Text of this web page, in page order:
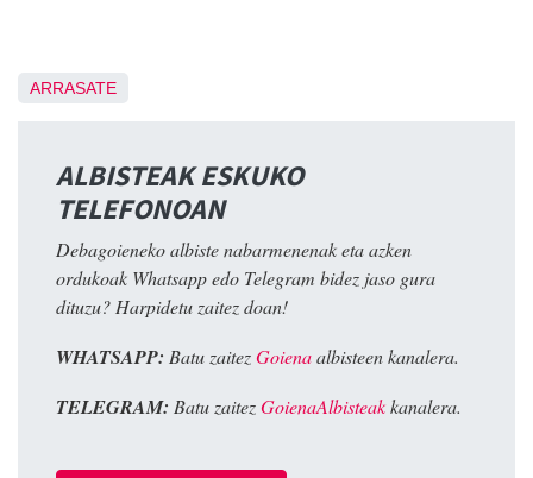
ARRASATE
ALBISTEAK ESKUKO
TELEFONOAN
Debagoieneko albiste nabarmenenak eta azken
ordukoak Whatsapp edo Telegram bidez jaso gura
dituzu? Harpidetu zaitez doan!
WHATSAPP: Batu zaitezGoienaalbisteen kanalera.
TELEGRAM: Batu zaitezGoienaAlbisteakkanalera.